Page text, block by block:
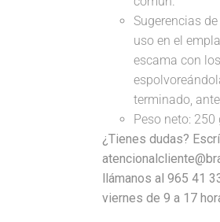
Sugerencias
uso en el
escama con
terminado,
Peso neto: 250
¿Tienes dudas?
llámanos al 965 41
viernes de 9 a 17